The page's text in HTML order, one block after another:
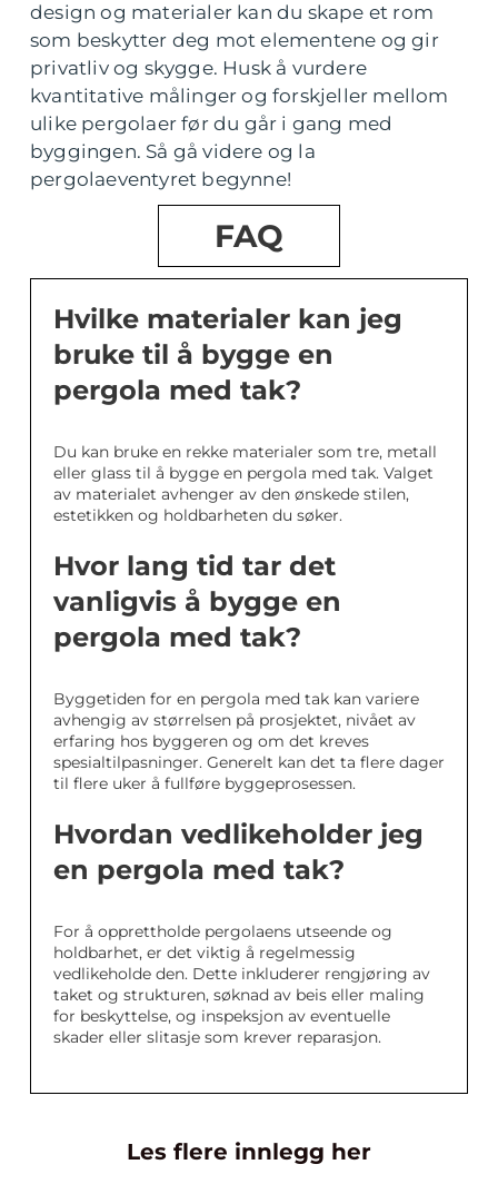
design og materialer kan du skape et rom
som beskytter deg mot elementene og gir
privatliv og skygge. Husk å vurdere
kvantitative målinger og forskjeller mellom
ulike pergolaer før du går i gang med
byggingen. Så gå videre og la
pergolaeventyret begynne!
FAQ
Hvilke materialer kan jeg
bruke til å bygge en
pergola med tak?
Du kan bruke en rekke materialer som tre, metall
eller glass til å bygge en pergola med tak. Valget
av materialet avhenger av den ønskede stilen,
estetikken og holdbarheten du søker.
Hvor lang tid tar det
vanligvis å bygge en
pergola med tak?
Byggetiden for en pergola med tak kan variere
avhengig av størrelsen på prosjektet, nivået av
erfaring hos byggeren og om det kreves
spesialtilpasninger. Generelt kan det ta flere dager
til flere uker å fullføre byggeprosessen.
Hvordan vedlikeholder jeg
en pergola med tak?
For å opprettholde pergolaens utseende og
holdbarhet, er det viktig å regelmessig
vedlikeholde den. Dette inkluderer rengjøring av
taket og strukturen, søknad av beis eller maling
for beskyttelse, og inspeksjon av eventuelle
skader eller slitasje som krever reparasjon.
Les flere innlegg her